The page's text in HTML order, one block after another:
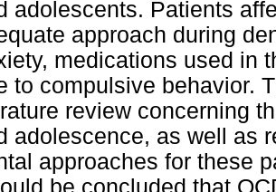
adolescents. Patients
approach during
medications used in
to compulsive behavior.
review concerning
adolescence, as well as
approaches for these
be concluded that